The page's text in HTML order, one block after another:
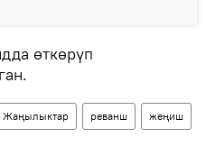
өткөрүп
Жаңылыктар реванш жеңиш